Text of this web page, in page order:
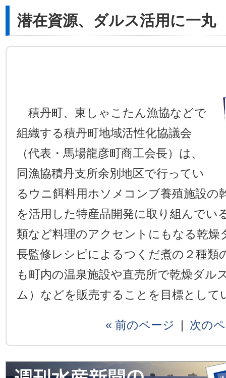
潜在資源、ダルス活用に一丸
積丹町、東しゃこたん漁協などで
組織する積丹町地域活性化協議会
（代表・馬場龍彦町商工会長）は、
同漁協積丹支所余別地区で行ってい
るウニ餌料用ホソメコンブ養殖施設の
を活用した特産品開発に取り組んでい
類など料理のアクセントにもなる乾燥
長監修レシピによるつくだ煮の２種類
も町内の温泉施設や直売所で乾燥ダル
ム）などを販売することを目標として
« 前のページ | 次の